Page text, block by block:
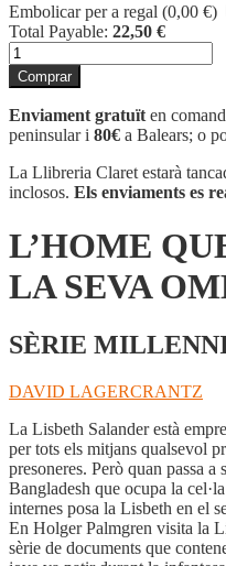
Embolicar per a regal (0,00 €)
Total Payable: 22,50 €
quantitat
de
L'HOME
QUE
PERSEGUIA
LA
SEVA
OMBRA
Comprar
Enviament gratuït en
peninsular i 80€ a Balears; o
La Llibreria Claret estarà
inclosos. Els enviaments es
L’HOME
LA SEVA
SÈRIE
DAVID LAGERCRANTZ
La Lisbeth Salander està
per tots els mitjans qualsevol
presoneres. Però quan passa
Bangladesh que ocupa la
internes posa la Lisbeth en el
En Holger Palmgren visita la
sèrie de documents que